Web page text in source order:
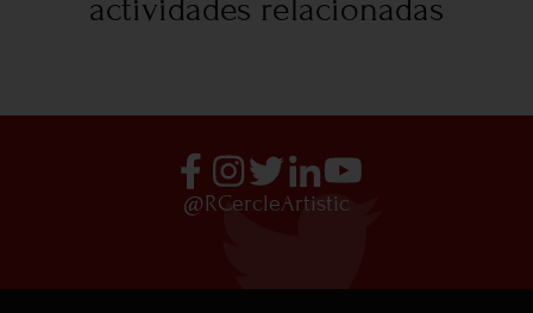
actividades relacionadas
@RCercleArtistic